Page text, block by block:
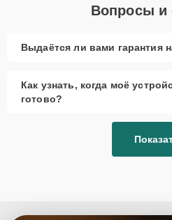
Вопросы и
Выдаётся ли вами гарантия
Как узнать, когда моё
готово?